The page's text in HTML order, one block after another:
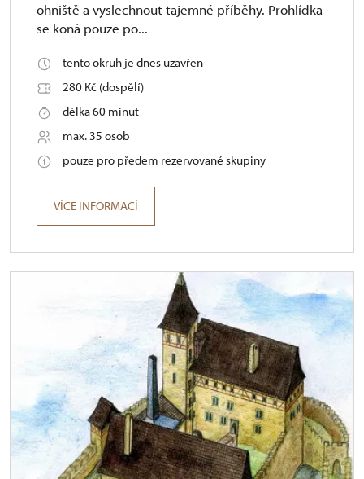
ohniště a vyslechnout tajemné příběhy. Prohlídka
se koná pouze po...
tento okruh je dnes uzavřen
280 Kč (dospělí)
délka 60 minut
max. 35 osob
pouze pro předem rezervované skupiny
VÍCE INFORMACÍ